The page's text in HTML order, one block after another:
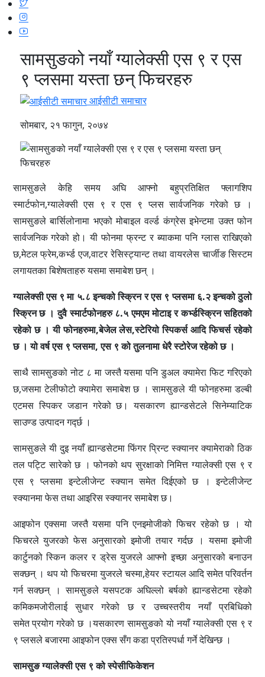
सामसुङको नयाँ ग्यालेक्सी एस ९ र एस
९ प्लसमा यस्ता छन् फिचरहरु
आईसीटी समाचार
सोमबार, २१ फागुन, २०७४
सामसुङले केहि समय अघि आफ्नो बहुप्रतिक्षित फ्लागशिप
स्मार्टफोन,ग्यालेक्सी एस ९ र एस ९ प्लस सार्वजनिक गरेको छ ।
सामसुङले बार्सिलोनामा भएको मोबाइल वर्ल्ड कंग्रेस इभेन्टमा उक्त फोन
सार्वजनिक गरेको हो। यी फोनमा फ्रन्ट र ब्याकमा पनि ग्लास राखिएको
छ,मेटल फ्रेम,कर्भ्ड एज,वाटर रेसिस्ट्यान्ट तथा वायरलेस चार्जीङ सिस्टम
लगायतका बिशेषताहरु यसमा समाबेश छन् ।
ग्यालेक्सी एस ९ मा ५.८ इन्चको स्क्रिन र एस ९ प्लसमा ६.२ इन्चको ठुलो
स्क्रिन छ । दुवै स्मार्टफोनहरु ८.५ एमएम मोटाइ र कर्भ्डस्क्रिन सहितको
रहेको छ । यी फोनहरुमा,बेजेल लेस,स्टेरियो स्पिकर्स आदि फिचर्स रहेको
छ । यो वर्ष एस ९ प्लसमा, एस ९ को तुलनामा धेरै स्टोरेज रहेको छ ।
साथै सामसुङको नोट ८ मा जस्तै यसमा पनि डुअल क्यामेरा फिट गरिएको
छ,जसमा टेलीफोटो क्यामेरा समाबेश छ । सामसुङले यी फोनहरुमा डल्बी
एटमस स्पिकर जडान गरेको छ। यसकारण ह्यान्डसेटले सिनेम्याटिक
साउण्ड उत्पादन गर्द्छ ।
सामसुङले यी दुइ नयाँ ह्यान्डसेटमा फिंगर प्रिन्ट स्क्यानर क्यामेराको ठिक
तल पट्टि सारेको छ । फोनको थप सुरक्षाको निमित्त ग्यालेक्सी एस ९ र
एस ९ प्लसमा इन्टेलीजेन्ट स्क्यान समेत दिईएको छ । इन्टेलीजेन्ट
स्क्यानमा फेस तथा आइरिस स्क्यानर समाबेश छ।
आइफोन एक्समा जस्तै यसमा पनि एनइमोजीको फिचर रहेको छ । यो
फिचरले युजरको फेस अनुसारको इमोजी तयार गर्दछ । यसमा इमोजी
कार्टुनको स्किन कलर र ड्रेस युजरले आफ्नो इच्छा अनुसारको बनाउन
सक्छन् । थप यो फिचरमा युजरले चस्मा,हेयर स्टायल आदि समेत परिवर्तन
गर्न सक्छन् । सामसुङले यसपटक अघिल्लो बर्षको ह्यान्डसेटमा रहेको
कमिकमजोरीलाई सुधार गरेको छ र उच्चस्तरीय नयाँ प्रबिधिको
समेत प्रयोग गरेको छ ।यसकारण सामसुङको यो नयाँ ग्यालेक्सी एस ९ र
९ प्लसले बजारमा आइफोन एक्स सँग कडा प्रतिस्पर्धा गर्ने देखिन्छ ।
सामसुङग्यालेक्सी एस ९ को स्पेसीफिकेशन